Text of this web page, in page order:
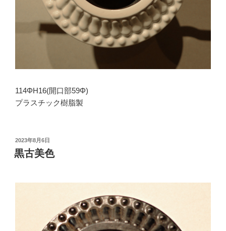
114ΦH16(開口部59Φ)
プラスチック樹脂製
投
稿
日:
2023年8月6日
黒古美色